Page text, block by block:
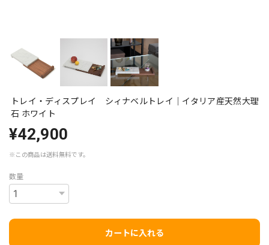
トレイ・ディスプレイ シィナベルトレイ｜イタリア産天然大理
石 ホワイト
¥42,900
※この商品は送料無料です。
数量
カートに入れる